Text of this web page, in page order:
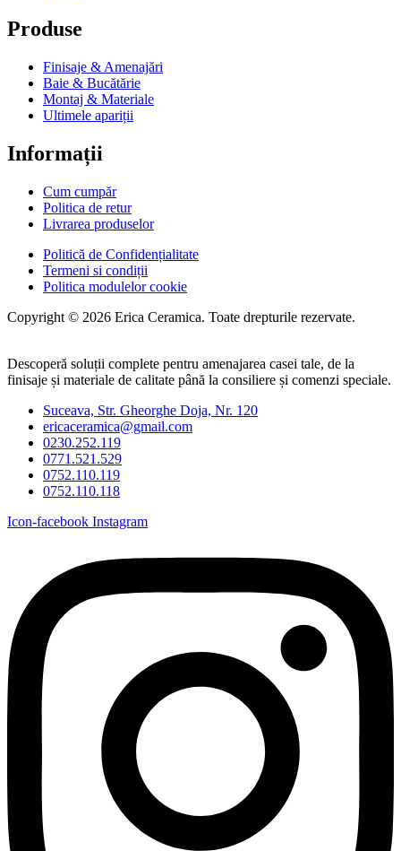
Produse
Finisaje & Amenajări
Baie & Bucătărie
Montaj & Materiale
Ultimele apariții
Informații
Cum cumpăr
Politica de retur
Livrarea produselor
Politică de Confidențialitate
Termeni si condiții
Politica modulelor cookie
Copyright © 2026 Erica Ceramica. Toate drepturile rezervate.
Descoperă soluții complete pentru amenajarea casei tale, de la
finisaje și materiale de calitate până la consiliere și comenzi speciale.
Suceava, Str. Gheorghe Doja, Nr. 120
ericaceramica@gmail.com
0230.252.119
0771.521.529
0752.110.119
0752.110.118
Icon-facebook Instagram